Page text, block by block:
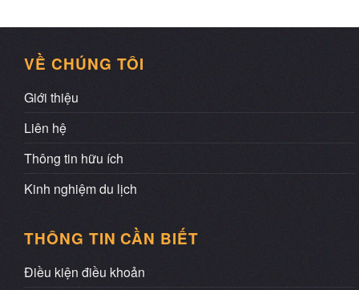
VỀ CHÚNG TÔI
Giới thiệu
Liên hệ
Thông tin hữu ích
Kinh nghiệm du lịch
THÔNG TIN CẦN BIẾT
Điều kiện điều khoản